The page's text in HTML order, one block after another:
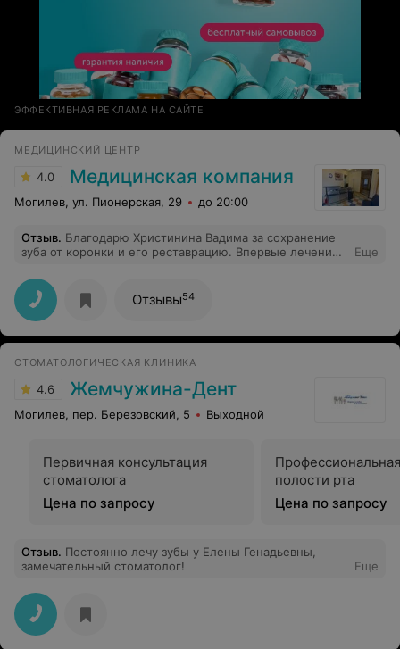
ЭФФЕКТИВНАЯ РЕКЛАМА НА САЙТЕ
МЕДИЦИНСКИЙ ЦЕНТР
4.0 Медицинская компания
Могилев, ул. Пионерская, 29 до 20:00
Отзыв. Благодарю Христинина Вадима за сохранение
зуба от коронки и его реставрацию. Впервые лечение
приятную музыку. Осталось приятное послевкусие
после посещения, муж, услышав мое мнение, также
записался.
Еще
Отзывы54
СТОМАТОЛОГИЧЕСКАЯ КЛИНИКА
4.6 Жемчужина-Дент
Могилев, пер. Березовский, 5 Выходной
Первичная консультация
стоматолога
Цена по запросу
полости рта
Цена по запросу
Отзыв. Постоянно лечу зубы у Елены Генадьевны,
замечательный стоматолог!
Еще